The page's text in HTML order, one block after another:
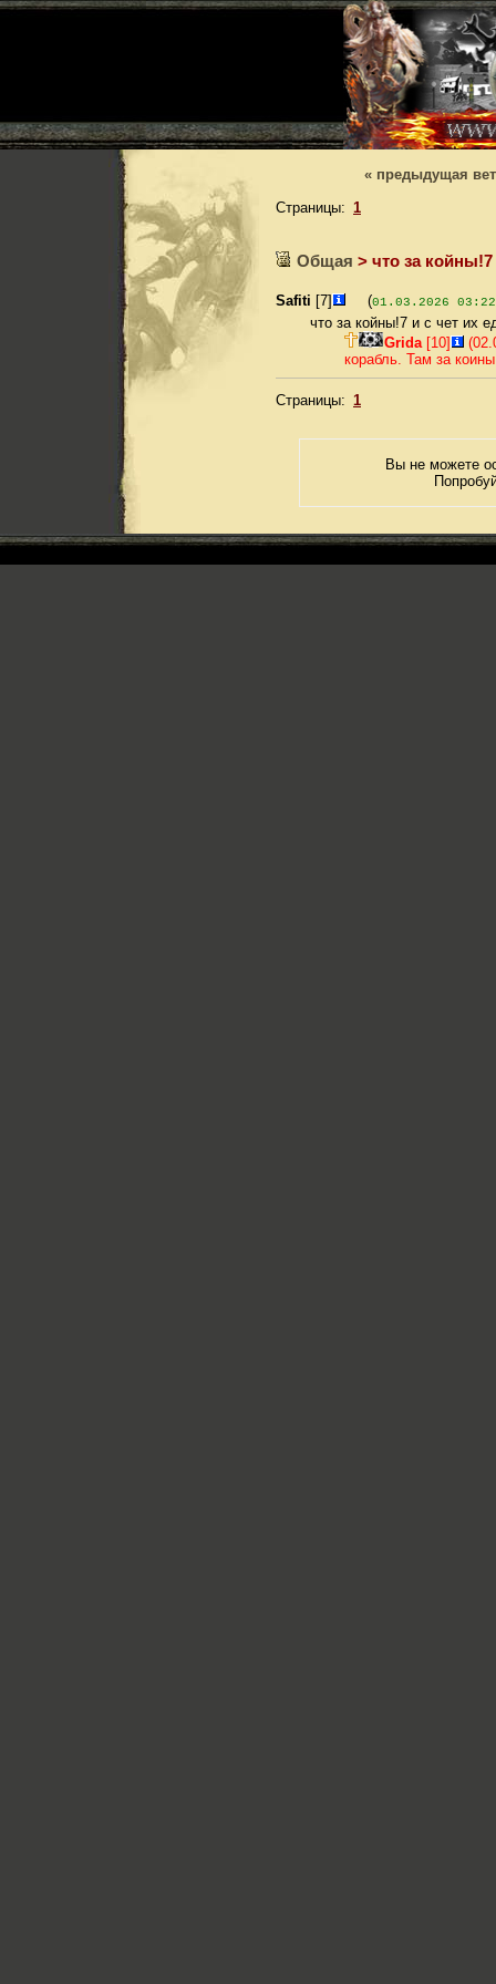
« предыдущая
Страницы: 1
Общая > что за койны!7
Safiti [7] (01.03.2026 03:22
что за койны!7 и с чет их
Grida [10]
корабль. Там за
Страницы: 1
Вы не можете